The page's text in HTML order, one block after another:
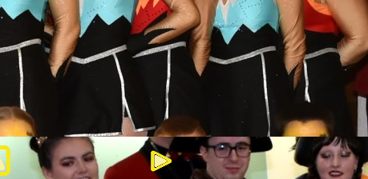
Bilder Videos